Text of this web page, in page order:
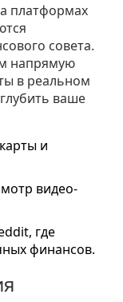
платформах
совета.
напрямую
в реальном
ваше
и
видео-
где
финансов.